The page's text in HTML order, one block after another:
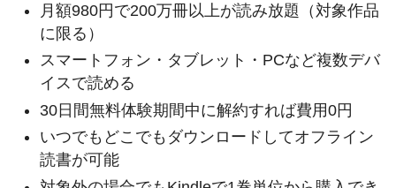
月額980円で200万冊以上が読み放題（対象作品
に限る）
スマートフォン・タブレット・PCなど複数デバ
イスで読める
30日間無料体験期間中に解約すれば費用0円
いつでもどこでもダウンロードしてオフライン
読書が可能